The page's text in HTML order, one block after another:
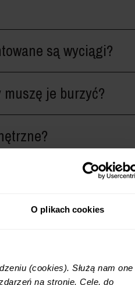
O plikach cookies
(cookies). Służą nam one
na stronie. Cele, do
są wyciągi?
je burzyć?